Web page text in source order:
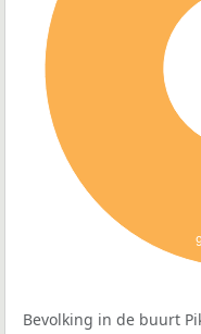
Bevolking in de buurt